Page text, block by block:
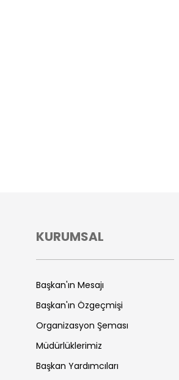
KURUMSAL
Başkan'ın Mesajı
Başkan'ın Özgeçmişi
Organizasyon Şeması
Müdürlüklerimiz
Başkan Yardımcıları